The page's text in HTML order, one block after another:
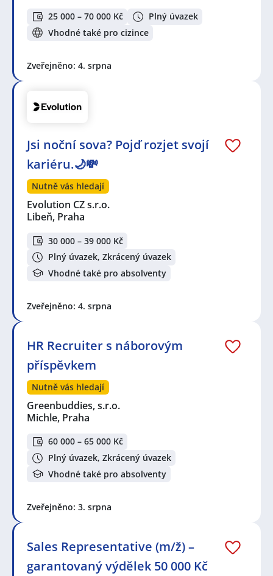
25 000 – 70 000 Kč
Plný úvazek
Vhodné také pro cizince
Zveřejněno: 4. srpna
Jsi noční sova? Pojď rozjet svojí
kariéru.🌙💸
Nutně vás hledají
Evolution CZ s.r.o.
Libeň, Praha
30 000 – 39 000 Kč
Plný úvazek, Zkrácený úvazek
Vhodné také pro absolventy
Zveřejněno: 4. srpna
HR Recruiter s náborovým
příspěvkem
Nutně vás hledají
Greenbuddies, s.r.o.
Michle, Praha
60 000 – 65 000 Kč
Plný úvazek, Zkrácený úvazek
Vhodné také pro absolventy
Zveřejněno: 3. srpna
Sales Representative (m/ž) –
garantovaný výdělek 50 000 Kč